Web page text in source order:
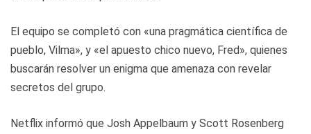
El equipo se completó con «una pragmática científica de
pueblo, Vilma», y «el apuesto chico nuevo, Fred», quienes
buscarán resolver un enigma que amenaza con revelar
secretos del grupo.
Netflix informó que Josh Appelbaum y Scott Rosenberg